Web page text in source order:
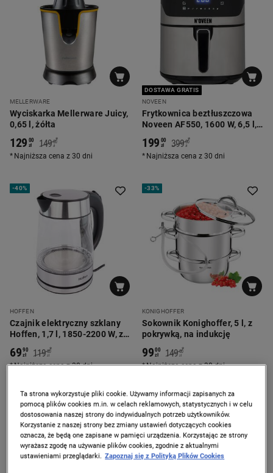
MELLERWARE
Wyciskarka Mellerware Juicy,
0,65 l, żółta
129 00
zł 149 00
zł
*
Najniższa cena z 30 dni
DOSTAWA GRATIS
NOVEEN
Frytkownica beztłuszczowa
Noveen AF550, 1600 W, 6,5 l,
199 00
zł 399 00
zł
*
Najniższa cena z 30 dni
-40%
HOFFEN
Czajnik elektryczny szklany
Hoffen, 1,7 l, 1850-2200 W, z
podświetleniem
6990
zł 119 00
zł
*
Najniższa cena z 30 dni
-33%
KONIGHOFFER
Sokownik Konighoffer, 5 l, z
pokrywką, na indukcję
9900
zł 149 00
zł
*
Najniższa cena z 30 dni
25% -50%
Ta strona wykorzystuje pliki cookie. Używamy informacji zapisanych za
pomocą plików cookies m.in. w celach reklamowych, statystycznych i w celu
dostosowania naszej strony do indywidualnych potrzeb użytkowników.
Korzystanie z naszej strony bez zmiany ustawień dotyczących cookies
oznacza, że będą one zapisane w pamięci urządzenia. Korzystając ze strony
wyrażasz zgodę na używanie plików cookies, zgodnie z aktualnymi
ustawieniami przeglądarki. Zapoznaj się z Polityką Plików Cookies